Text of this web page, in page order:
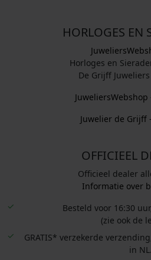
HORLOGES EN
Horloges en
De Grijff
JuweliersWebshop
Juwelier de Grijff
OFFICIEEL
Officieel dealer
Informatie over
Besteld voor 16:30
(zie ook de
GRATIS* verzekerde
in NL.